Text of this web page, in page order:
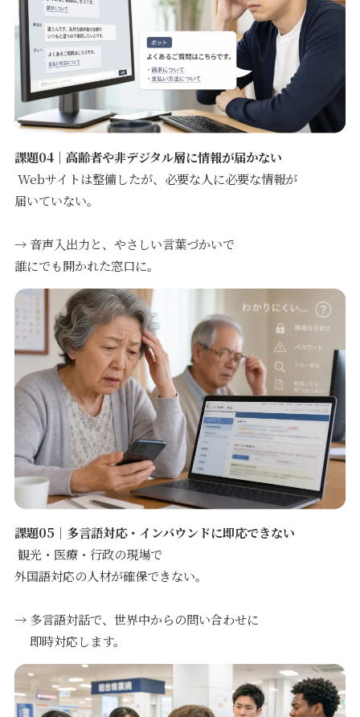
課題04｜高齢者や非デジタル層に情報が届かない
Webサイトは整備したが、必要な人に必要な情報が
届いていない。
→ 音声入出力と、やさしい言葉づかいで
誰にでも開かれた窓口に。
課題05｜多言語対応・インバウンドに即応できない
観光・医療・行政の現場で
外国語対応の人材が確保できない。
→ 多言語対話で、世界中からの問い合わせに
即時対応します。